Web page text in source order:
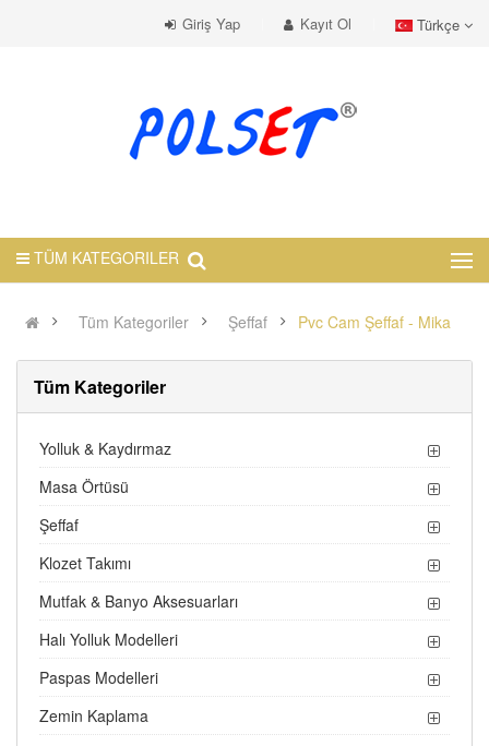
Giriş Yap Kayıt Ol Türkçe
TÜM KATEGORILER
Tüm Kategoriler Şeffaf Pvc Cam Şeffaf - Mika
Tüm Kategoriler
Yolluk & Kaydırmaz
Masa Örtüsü
Şeffaf
Klozet Takımı
Mutfak & Banyo Aksesuarları
Halı Yolluk Modelleri
Paspas Modelleri
Zemin Kaplama